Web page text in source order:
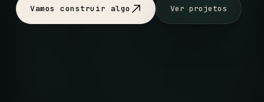
Vamos construir algo Ver projetos